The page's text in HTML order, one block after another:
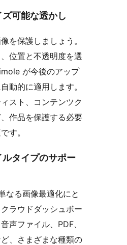
可能な透かし
を保護しましょう。
位置と不透明度を選
が今後のアップ
動的に適用します。
スト、コンテンツク
作品を保護する必要
す。
タイプのサポー
なる画像最適化にと
ラウドダッシュボー
声ファイル、PDF、
、さまざまな種類の